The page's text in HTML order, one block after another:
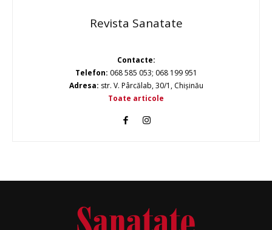
Revista Sanatate
Contacte:
Telefon: 068 585 053; 068 199 951
Adresa: str. V. Pârcălab, 30/1, Chișinău
Toate articole